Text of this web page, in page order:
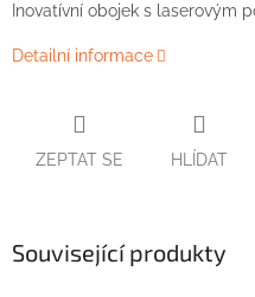
Inovatívní obojek s laserovým
Detailní informace
ZEPTAT SE HLÍDAT
Související produkty